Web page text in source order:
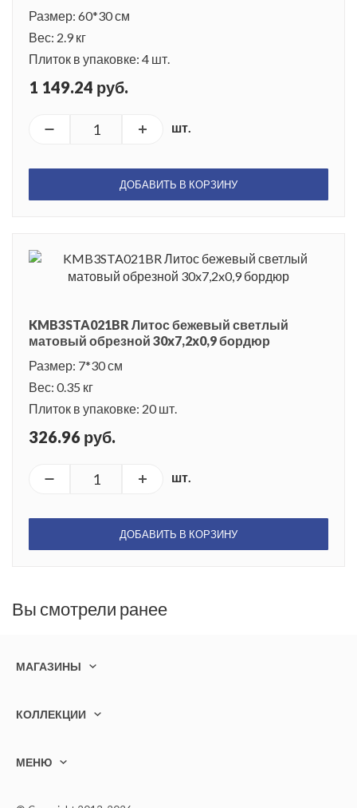
Размер: 60*30 см
Вес: 2.9 кг
Плиток в упаковке: 4 шт.
1 149.24 руб.
шт.
ДОБАВИТЬ В КОРЗИНУ
KMB3STA021BR Литос бежевый светлый
матовый обрезной 30x7,2x0,9 бордюр
Размер: 7*30 см
Вес: 0.35 кг
Плиток в упаковке: 20 шт.
326.96 руб.
шт.
ДОБАВИТЬ В КОРЗИНУ
Вы смотрели ранее
МАГАЗИНЫ
КОЛЛЕКЦИИ
МЕНЮ